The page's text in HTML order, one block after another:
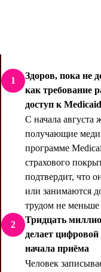
1
Здоров, пока не
как требование
доступ к Medicaid
С начала августа
получающие
программе
страхового
подтвердит, что
или занимаются
трудом не меньше
2
Тридцать
делает
начала приёма
Человек